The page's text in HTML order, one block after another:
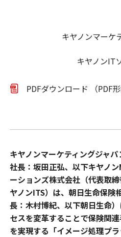
キヤノンマーケ
キヤノンIT
PDFダウンロード （PDF
キヤノンマーケティングジャ
社長：坂田正弘、以下キヤノ
ーションズ株式会社（代表取
ヤノンITS）は、朝日生命保険
長：木村博紀、以下朝日生命）
セスを変革することで保険関
を実現する「イメージ処理プ